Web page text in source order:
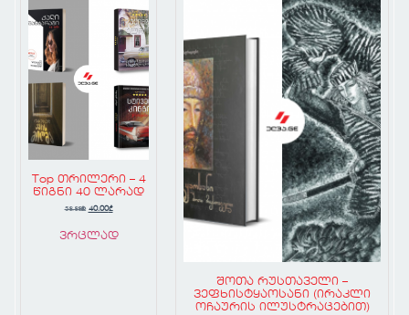
Top თრილერი – 4
წიგნი 40 ლარად
58.88₾ 40.00₾
ვრცლად
შოთა რუსთაველი –
ვეფხისტყაოსანი (ირაკლი
ოჩაურის ილუსტრაცებით)